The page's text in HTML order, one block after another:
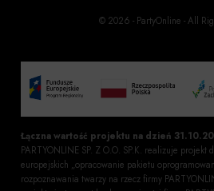
© 2026 - PartyOnline - All
Łączna wartość projektu na dzień
PARTYONLINE SP. Z O.O. SP.K. realizuje projekt
europejskich „opracowanie pakietu
rozpoznawania twarzy na rzecz firmy